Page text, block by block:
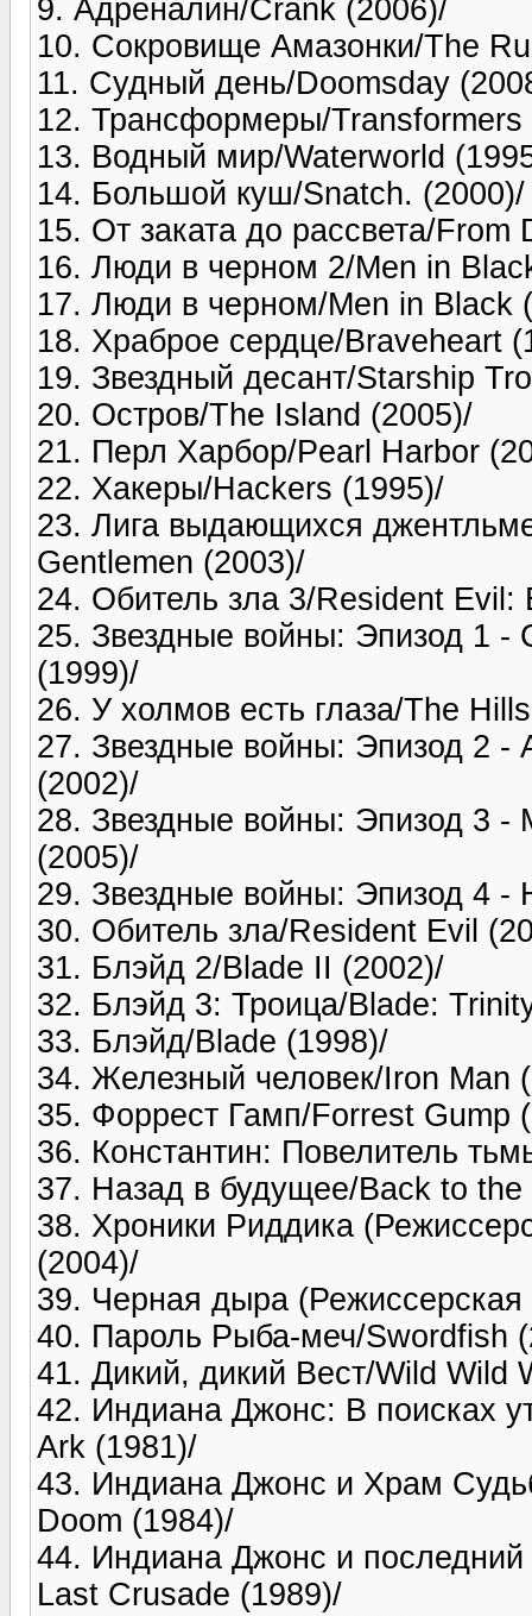
9. Адреналин/Crank (2006)/
10. Сокровище Амазонки/The
11. Судный день/Doomsday
12. Трансформеры/Transformers
13. Водный мир/Waterworld
14. Большой куш/Snatch. (2000)/
15. От заката до рассвета/
16. Люди в черном 2/Men in
17. Люди в черном/Men in Black
18. Храброе сердце/Braveheart
19. Звездный десант/Starship
20. Остров/The Island (2005)/
21. Перл Харбор/Pearl Harbor
22. Хакеры/Hackers (1995)/
23. Лига выдающихся
Gentlemen (2003)/
24. Обитель зла 3/Resident Evil:
25. Звездные войны: Эпизод 1 -
(1999)/
26. У холмов есть глаза/The
27. Звездные войны: Эпизод 2 -
(2002)/
28. Звездные войны: Эпизод 3 -
(2005)/
29. Звездные войны: Эпизод 4 -
30. Обитель зла/Resident Evil
31. Блэйд 2/Blade II (2002)/
32. Блэйд 3: Троица/Blade:
33. Блэйд/Blade (1998)/
34. Железный человек/Iron Man
35. Форрест Гамп/Forrest Gump
36. Константин: Повелитель
37. Назад в будущее/Back to
38. Хроники Риддика
(2004)/
39. Черная дыра
40. Пароль Рыба-меч/Swordfish
41. Дикий, дикий Вест/Wild Wild
42. Индиана Джонс: В поисках
Ark (1981)/
43. Индиана Джонс и Храм
Doom (1984)/
44. Индиана Джонс и
Last Crusade (1989)/